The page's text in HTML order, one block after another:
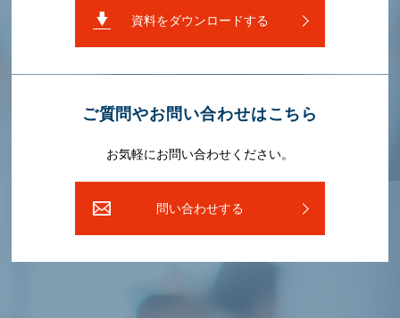
資料をダウンロードする
ご質問やお問い合わせはこちら
お気軽にお問い合わせください。
問い合わせする